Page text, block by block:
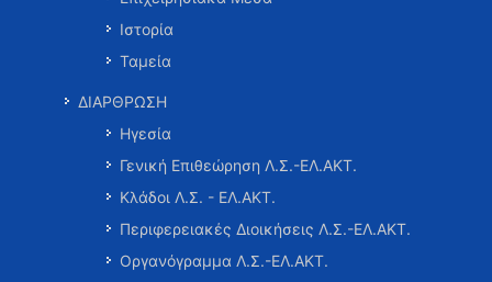
Ιστορία
Ταμεία
ΔΙΑΡΘΡΩΣΗ
Ηγεσία
Γενική Επιθεώρηση Λ.Σ.-ΕΛ.ΑΚΤ.
Κλάδοι Λ.Σ. - ΕΛ.ΑΚΤ.
Περιφερειακές Διοικήσεις Λ.Σ.-ΕΛ.ΑΚΤ.
Οργανόγραμμα Λ.Σ.-ΕΛ.ΑΚΤ.